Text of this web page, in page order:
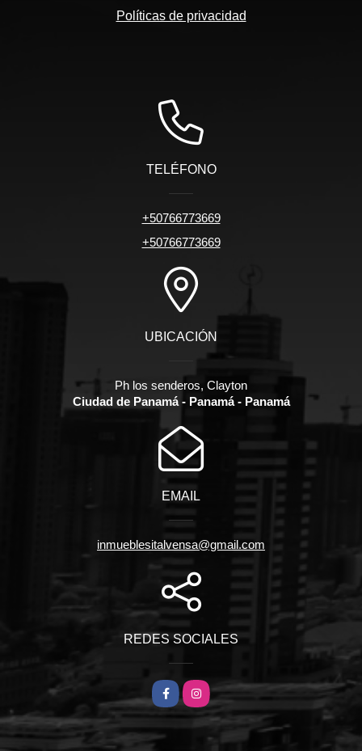
Políticas de privacidad
TELÉFONO
+50766773669
+50766773669
UBICACIÓN
Ph los senderos, Clayton
Ciudad de Panamá - Panamá - Panamá
EMAIL
inmueblesitalvensa@gmail.com
REDES SOCIALES
FacebookInstagram